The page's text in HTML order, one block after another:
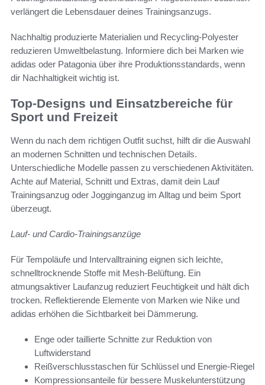
verlängert die Lebensdauer deines Trainingsanzugs.
Nachhaltig produzierte Materialien und Recycling-Polyester
reduzieren Umweltbelastung. Informiere dich bei Marken wie
adidas oder Patagonia über ihre Produktionsstandards, wenn
dir Nachhaltigkeit wichtig ist.
Top-Designs und Einsatzbereiche für
Sport und Freizeit
Wenn du nach dem richtigen Outfit suchst, hilft dir die Auswahl
an modernen Schnitten und technischen Details.
Unterschiedliche Modelle passen zu verschiedenen Aktivitäten.
Achte auf Material, Schnitt und Extras, damit dein Lauf
Trainingsanzug oder Jogginganzug im Alltag und beim Sport
überzeugt.
Lauf- und Cardio-Trainingsanzüge
Für Tempoläufe und Intervalltraining eignen sich leichte,
schnelltrocknende Stoffe mit Mesh-Belüftung. Ein
atmungsaktiver Laufanzug reduziert Feuchtigkeit und hält dich
trocken. Reflektierende Elemente von Marken wie Nike und
adidas erhöhen die Sichtbarkeit bei Dämmerung.
Enge oder taillierte Schnitte zur Reduktion von
Luftwiderstand
Reißverschlusstaschen für Schlüssel und Energie-Riegel
Kompressionsanteile für bessere Muskelunterstützung